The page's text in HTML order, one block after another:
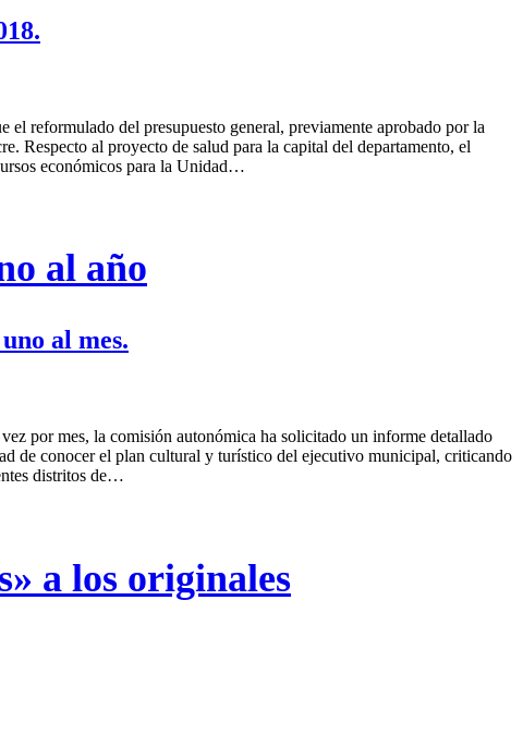
reformulado del presupuesto general, previamente aprobado por la
Respecto al proyecto de salud para la capital del departamento, el
económicos para la Unidad…
al año
al mes.
por mes, la comisión autonómica ha solicitado un informe detallado
de conocer el plan cultural y turístico del ejecutivo municipal, criticando
distritos de…
a los originales